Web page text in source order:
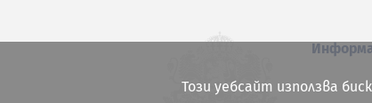
Този уебсайт използва